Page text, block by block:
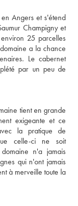
Angers et s'étend
Champigny et
25 parcelles
a la chance
Le cabernet
par un peu de
tient en grande
exigeante et ce
la pratique de
celle-ci ne soit
n'a jamais
qui n'ont jamais
à merveille toute la